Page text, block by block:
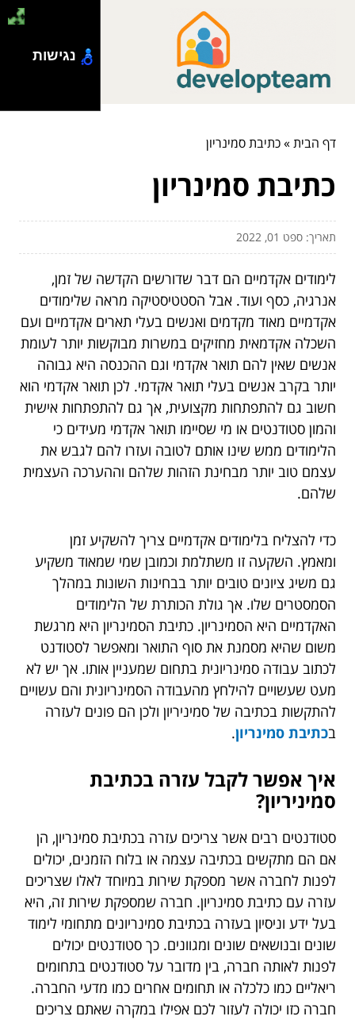
דף הבית»כתיבת סמינריון
כתיבת סמינריון
תאריך: ספט 01, 2022
לימודים אקדמיים הם דבר שדורשים הקדשה של זמן,
אנרגיה, כסף ועוד. אבל הסטטיסטיקה מראה שלימודים
אקדמיים מאוד מקדמים ואנשים בעלי תארים אקדמיים ועם
השכלה אקדמאית מחזיקים במשרות מבוקשות יותר לעומת
אנשים שאין להם תואר אקדמי וגם ההכנסה היא גבוהה
יותר בקרב אנשים בעלי תואר אקדמי. לכן תואר אקדמי הוא
חשוב גם להתפתחות מקצועית, אך גם להתפתחות אישית
והמון סטודנטים או מי שסיימו תואר אקדמי מעידים כי
הלימודים ממש שינו אותם לטובה ועזרו להם לגבש את
עצמם טוב יותר מבחינת הזהות שלהם וההערכה העצמית
שלהם.
כדי להצליח בלימודים אקדמיים צריך להשקיע זמן
ומאמץ. השקעה זו משתלמת וכמובן שמי שמאוד משקיע
גם משיג ציונים טובים יותר בבחינות השונות במהלך
הסמסטרים שלו. אך גולת הכותרת של הלימודים
האקדמיים היא הסמינריון. כתיבת הסמינריון היא מרגשת
משום שהיא מסמנת את סוף התואר ומאפשר לסטודנט
לכתוב עבודה סמינריונית בתחום שמעניין אותו. אך יש לא
מעט שעשויים להילחץ מהעבודה הסמינריונית והם עשויים
להתקשות בכתיבה של סמיניריון ולכן הם פונים לעזרה
בכתיבת סמינריון.
איך אפשר לקבל עזרה בכתיבת
סמיניריון?
סטודנטים רבים אשר צריכים עזרה בכתיבת סמינריון, הן
אם הם מתקשים בכתיבה עצמה או בלוח הזמנים, יכולים
לפנות לחברה אשר מספקת שירות במיוחד לאלו שצריכים
עזרה עם כתיבת סמינריון. חברה שמספקת שירות זה, היא
בעל ידע וניסיון בעזרה בכתיבת סמינריונים מתחומי לימוד
שונים ובנושאים שונים ומגוונים. כך סטודנטים יכולים
לפנות לאותה חברה, בין מדובר על סטודנטים בתחומים
ריאליים כמו כלכלה או תחומים אחרים כמו מדעי החברה.
חברה כזו יכולה לעזור לכם אפילו במקרה שאתם צריכים
נגישות